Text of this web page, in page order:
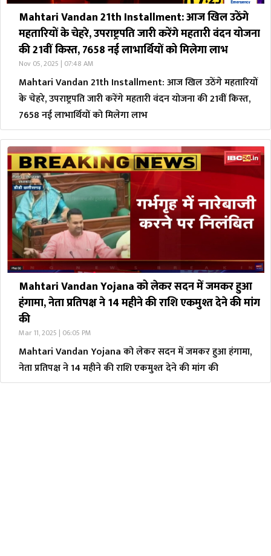
Mahtari Vandan 21th Installment: आज खिल उठेंगे
महतारियों के चेहरे, उपराष्ट्रपति जारी करेंगे महतारी वंदन योजना
की 21वीं किस्त, 7658 नई लाभार्थियों को मिलेगा लाभ
Nov 05, 2025 | 07:48 AM
Mahtari Vandan 21th Installment: आज खिल उठेंगे महतारियों
के चेहरे, उपराष्ट्रपति जारी करेंगे महतारी वंदन योजना की 21वीं किस्त,
7658 नई लाभार्थियों को मिलेगा लाभ
Mahtari Vandan Yojana को लेकर सदन में जमकर हुआ
हंगामा, नेता प्रतिपक्ष ने 14 महीने की राशि एकमुश्त देने की मांग
की
Mar 11, 2025 | 06:05 PM
Mahtari Vandan Yojana को लेकर सदन में जमकर हुआ हंगामा,
नेता प्रतिपक्ष ने 14 महीने की राशि एकमुश्त देने की मांग की